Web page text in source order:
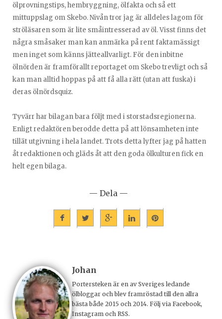
ölprovningstips, hembryggning, ölfakta och så ett
mittuppslag om Skebo. Nivån tror jag är alldeles lagom för
ströläsaren som är lite småintresserad av öl. Visst finns det
några småsaker man kan anmärka på rent faktamässigt
men inget som känns jätteallvarligt. För den inbitne
ölnörden är framförallt reportaget om Skebo trevligt och så
kan man alltid hoppas på att få alla rätt (utan att fuska) i
deras ölnördsquiz.
Tyvärr har bilagan bara följt med i storstadsregionerna.
Enligt redaktören berodde detta på att lönsamheten inte
tillät utgivning i hela landet. Trots detta lyfter jag på hatten
åt redaktionen och gläds åt att den goda ölkulturen fick en
helt egen bilaga.
— Dela —
Johan
Portersteken är en av Sveriges ledande
ölbloggar och blev framröstad till den allra
bästa både 2015 och 2014. Följ via Facebook,
Instagram och RSS.